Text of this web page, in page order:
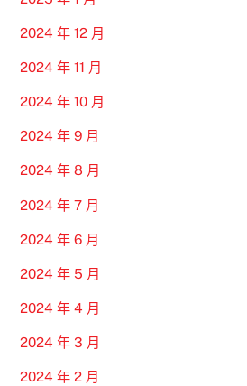
2024 年 12 月
2024 年 11 月
2024 年 10 月
2024 年 9 月
2024 年 8 月
2024 年 7 月
2024 年 6 月
2024 年 5 月
2024 年 4 月
2024 年 3 月
2024 年 2 月